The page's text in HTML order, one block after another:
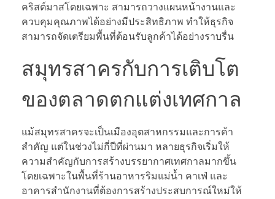
คริสต์มาสโดยเฉพาะ สามารถวางแผนหน้างานและ
ควบคุมคุณภาพได้อย่างมีประสิทธิภาพ ทำให้ธุรกิจ
สามารถจัดเตรียมพื้นที่ต้อนรับลูกค้าได้อย่างราบรื่น
สมุทรสาครกับการเติบโต
ของตลาดตกแต่งเทศกาล
แม้สมุทรสาครจะเป็นเมืองอุตสาหกรรมและการค้า
สำคัญ แต่ในช่วงไม่กี่ปีที่ผ่านมา หลายธุรกิจเริ่มให้
ความสำคัญกับการสร้างบรรยากาศเทศกาลมากขึ้น
โดยเฉพาะในพื้นที่ร้านอาหารริมแม่น้ำ คาเฟ่ และ
อาคารสำนักงานที่ต้องการสร้างประสบการณ์ใหม่ให้